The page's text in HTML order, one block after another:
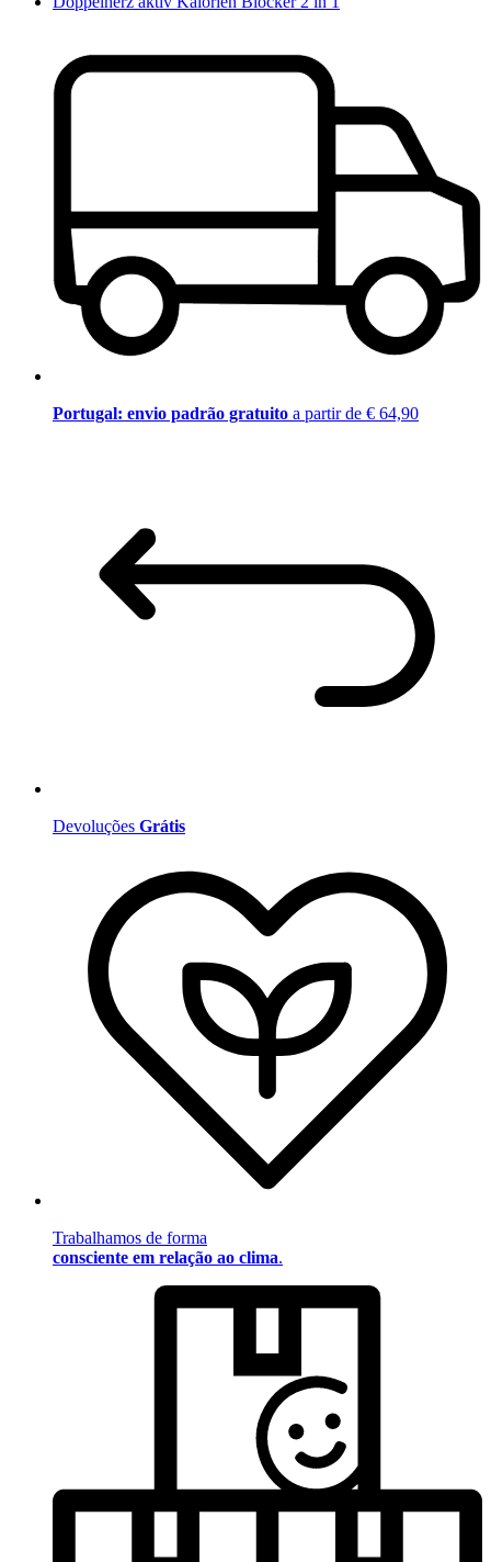
Portugal: envio padrão gratuito a partir de € 64,90
Devoluções Grátis
Trabalhamos de forma
consciente em relação ao clima.